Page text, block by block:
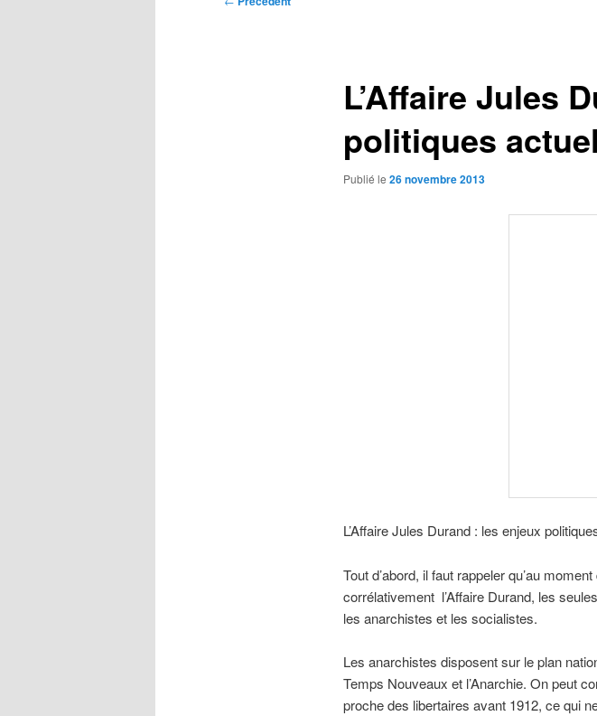
L’Affaire Jules
politiques
Publié le 26 novembre 2013
L’Affaire Jules Durand : les enjeux
Tout d’abord, il faut rappeler qu’au
corrélativement l’Affaire Durand, les
les anarchistes et les socialistes.
Les anarchistes disposent sur le plan
Temps Nouveaux et l’Anarchie. On peut
proche des libertaires avant 1912, ce qui